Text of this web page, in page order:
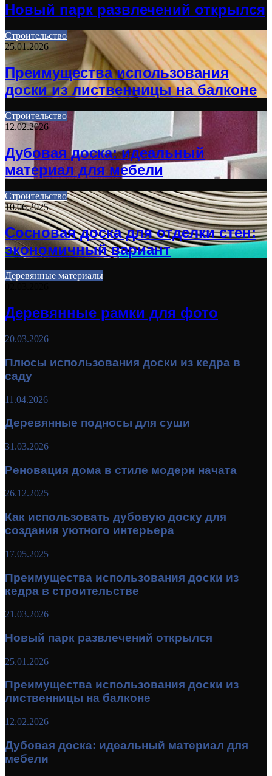
Новый парк развлечений открылся
Строительство
25.01.2026
Преимущества использования
доски из лиственницы на балконе
Строительство
12.02.2026
Дубовая доска: идеальный
материал для мебели
Строительство
10.06.2025
Сосновая доска для отделки стен:
экономичный вариант
Деревянные материалы
Деревянные рамки для фото
20.03.2026
Плюсы использования доски из кедра в
саду
11.04.2026
Деревянные подносы для суши
31.03.2026
Реновация дома в стиле модерн начата
26.12.2025
Как использовать дубовую доску для
создания уютного интерьера
17.05.2025
Преимущества использования доски из
кедра в строительстве
21.03.2026
Новый парк развлечений открылся
25.01.2026
Преимущества использования доски из
лиственницы на балконе
12.02.2026
Дубовая доска: идеальный материал для
мебели